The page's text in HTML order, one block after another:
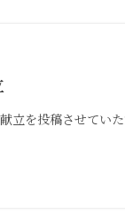
立を投稿させてい